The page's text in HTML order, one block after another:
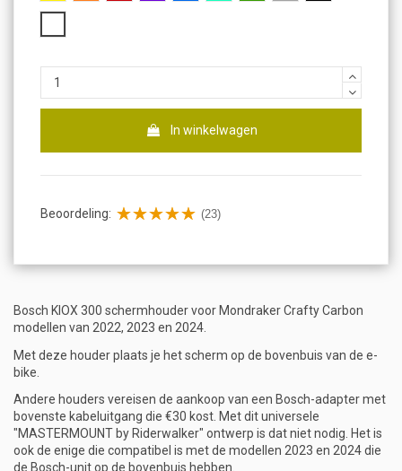
In winkelwagen
Beoordeling: (23)
Bosch KIOX 300 schermhouder voor Mondraker Crafty Carbon
modellen van 2022, 2023 en 2024.
Met deze houder plaats je het scherm op de bovenbuis van de e-
bike.
Andere houders vereisen de aankoop van een Bosch-adapter met
bovenste kabeluitgang die €30 kost. Met dit universele
"MASTERMOUNT by Riderwalker" ontwerp is dat niet nodig. Het is
ook de enige die compatibel is met de modellen 2023 en 2024 die
de Bosch-unit op de bovenbuis hebben.